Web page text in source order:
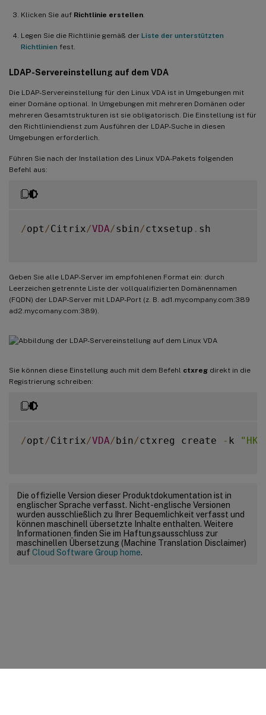
Klicken Sie auf Richtlinie erstellen
Legen Sie die Richtlinie gemäß der Liste der unterstützten
Richtlinien fest.
LDAP-Servereinstellung auf dem VDA
Die LDAP-Servereinstellung für den Linux VDA ist in Umgebungen mit
einer Domäne optional. In Umgebungen mit mehreren Domänen oder
mehreren Gesamtstrukturen ist sie obligatorisch. Die Einstellung ist für
den Richtliniendienst zum Ausführen der LDAP-Suche in diesen
Umgebungen erforderlich.
Führen Sie nach der Installation des Linux VDA-Pakets folgenden
Befehl aus:
/opt /Citrix/VDA/sbin/ctxsetup . sh
Geben Sie alle LDAP-Server im empfohlenen Format ein: durch
Leerzeichen getrennte Liste der vollqualifizierten Domänennamen
(FQDN) der LDAP-Server mit LDAP-Port (z. B. ad1.mycompany.com:389
ad2.mycomany.com:389).
Sie können diese Einstellung auch mit dem Befehl ctxreg direkt in die
Registrierung schreiben:
/opt /Citrix/VDA/bin/ctxreg create - k
Die offizielle Version dieser Produktdokumentation ist in
englischer Sprache verfasst. Nicht-englische Versionen
wurden ausschließlich zu Ihrer Bequemlichkeit verfasst und
können maschinell übersetzte Inhalte enthalten. Weitere
Informationen finden Sie im Haftungsausschluss zur
maschinellen Übersetzung (Machine Translation Disclaimer)
auf Cloud Software Group home.